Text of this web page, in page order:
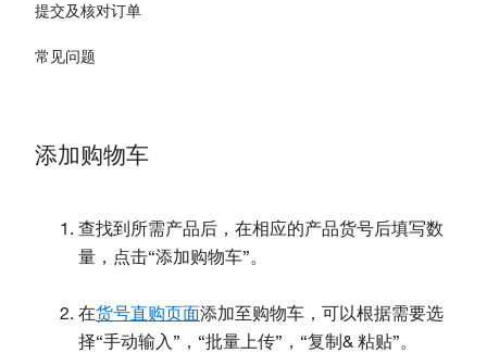
提交及核对订单
常见问题
添加购物车
查找到所需产品后，在相应的产品货号后填写数
量，点击“添加购物车”。
在货号直购页面添加至购物车，可以根据需要选
择“手动输入”，“批量上传”，“复制& 粘贴”。